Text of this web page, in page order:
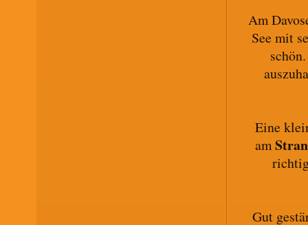
Am
See mit
Eine
am
Gut